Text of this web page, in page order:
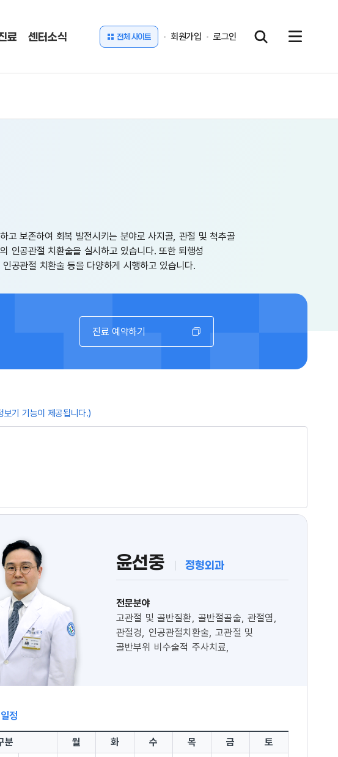
전체 사이트 회원가입 로그인
료 센터소식
고 보존하여 회복 발전시키는 분야로 사지골, 관절 및 척추골
인공관절 치환술을 실시하고 있습니다. 또한 퇴행성
공관절 치환술 등을 다양하게 시행하고 있습니다.
진료 예약하기
기 기능이 제공됩니다.)
윤선중 정형외과
전문분야
고관절 및 골반질환, 골반절골술, 관절염,
관절경, 인공관절치환술, 고관절 및
골반부위 비수술적 주사치료,
정
분 월 화 수 목 금 토